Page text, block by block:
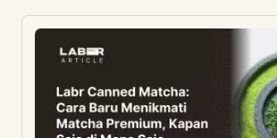
Sunset. Kopi single origin ini
pengalaman unik dengan kombinasi
yang manis dan plum yang
sensasi berbeda di setiap tegukan.
kopi yang mencari alternatif
konvensional, Labr Pink Sunset